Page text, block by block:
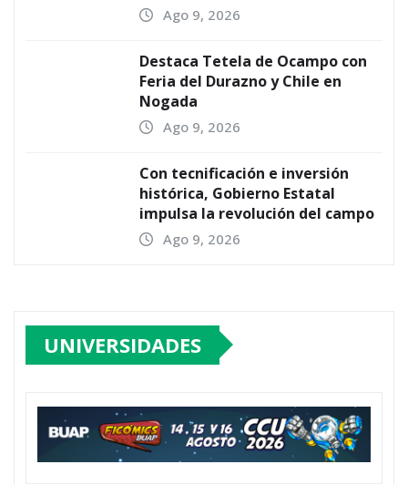
Ago 9, 2026
Destaca Tetela de Ocampo con
Feria del Durazno y Chile en
Nogada
Ago 9, 2026
Con tecnificación e inversión
histórica, Gobierno Estatal
impulsa la revolución del campo
Ago 9, 2026
UNIVERSIDADES